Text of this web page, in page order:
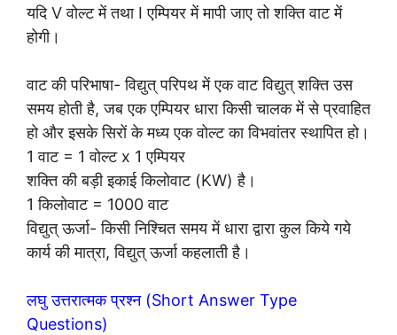
यदि V वोल्ट में तथा I एम्पियर में मापी जाए तो शक्ति वाट में
होगी।
वाट की परिभाषा- विद्युत् परिपथ में एक वाट विद्युत् शक्ति उस
समय होती है, जब एक एम्पियर धारा किसी चालक में से प्रवाहित
हो और इसके सिरों के मध्य एक वोल्ट का विभवांतर स्थापित हो।
1 वाट = 1 वोल्ट x 1 एम्पियर
शक्ति की बड़ी इकाई किलोवाट (KW) है।
1 किलोवाट = 1000 वाट
विद्युत् ऊर्जा- किसी निश्चित समय में धारा द्वारा कुल किये गये
कार्य की मात्रा, विद्युत् ऊर्जा कहलाती है।
लघु उत्तरात्मक प्रश्न (Short Answer Type
Questions)